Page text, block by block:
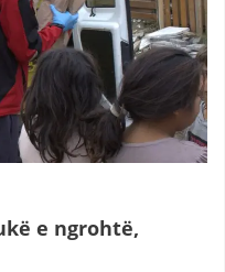
TË KUQ
e ngrohtë,